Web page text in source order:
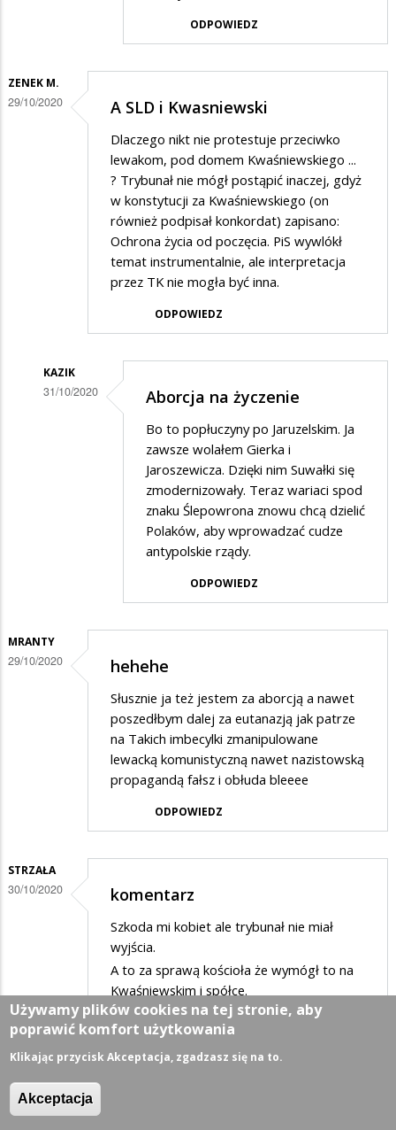
ODPOWIEDZ
ZENEK M.
29/10/2020 A SLD i Kwasniewski
Dlaczego nikt nie protestuje przeciwko
lewakom, pod domem Kwaśniewskiego ...
? Trybunał nie mógł postąpić inaczej, gdyż
w konstytucji za Kwaśniewskiego (on
również podpisał konkordat) zapisano:
Ochrona życia od poczęcia. PiS wywlókł
temat instrumentalnie, ale interpretacja
przez TK nie mogła być inna.
ODPOWIEDZ
KAZIK
31/10/2020
i
Kwasniewski
Aborcja na życzenie
Bo to popłuczyny po Jaruzelskim. Ja
zawsze wolałem Gierka i
Jaroszewicza. Dzięki nim Suwałki się
zmodernizowały. Teraz wariaci spod
znaku Ślepowrona znowu chcą dzielić
Polaków, aby wprowadzać cudze
antypolskie rządy.
ODPOWIEDZ
MRANTY
29/10/2020 hehehe
Słusznie ja też jestem za aborcją a nawet
poszedłbym dalej za eutanazją jak patrze
na Takich imbecylki zmanipulowane
lewacką komunistyczną nawet nazistowską
propagandą fałsz i obłuda bleeee
ODPOWIEDZ
STRZAŁA
30/10/2020 komentarz
Szkoda mi kobiet ale trybunał nie miał
wyjścia.
A to za sprawą kościoła że wymógł to na
Kwaśniewskim i spółce.
ODPOWIEDZ
OLXYZ
31/10/2020
Używamy plików cookies na tej stronie, aby
poprawić komfort użytkowania
Klikając przycisk Akceptacja, zgadzasz się na to.
Akceptacja